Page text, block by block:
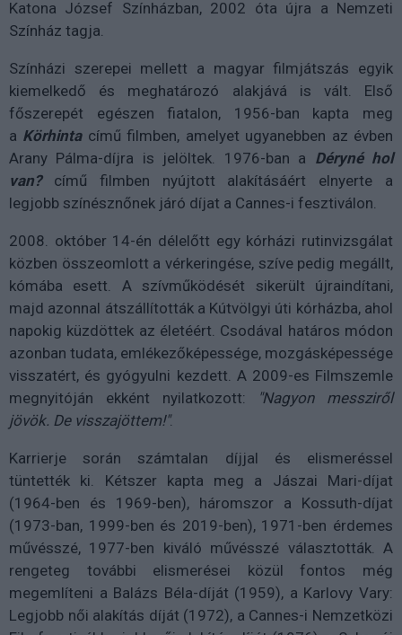
Katona József Színházban, 2002 óta újra a Nemzeti
Színház tagja.
Színházi szerepei mellett a magyar filmjátszás egyik
kiemelkedő és meghatározó alakjává is vált. Első
főszerepét egészen fiatalon, 1956-ban kapta meg
a Körhintacímű filmben, amelyet ugyanebben az évben
Arany Pálma-díjra is jelöltek. 1976-ban a Déryné hol
van?című filmben nyújtott alakításáért elnyerte a
legjobb színésznőnek járó díjat a Cannes-i fesztiválon.
2008. október 14-én délelőtt egy kórházi rutinvizsgálat
közben összeomlott a vérkeringése, szíve pedig megállt,
kómába esett. A szívműködését sikerült újraindítani,
majd azonnal átszállították a Kútvölgyi úti kórházba, ahol
napokig küzdöttek az életéért. Csodával határos módon
azonban tudata, emlékezőképessége, mozgásképessége
visszatért, és gyógyulni kezdett. A 2009-es Filmszemle
megnyitóján ekként nyilatkozott:
"Nagyon messziről
jövök. De visszajöttem!".
Karrierje során számtalan díjjal és elismeréssel
tüntették ki. Kétszer kapta meg a Jászai Mari-díjat
(1964-ben és 1969-ben), háromszor a Kossuth-díjat
(1973-ban, 1999-ben és 2019-ben), 1971-ben érdemes
művésszé, 1977-ben kiváló művésszé választották. A
rengeteg további elismerései közül fontos még
megemlíteni a Balázs Béla-díját (1959), a Karlovy Vary:
Legjobb női alakítás díját (1972), a Cannes-i Nemzetközi